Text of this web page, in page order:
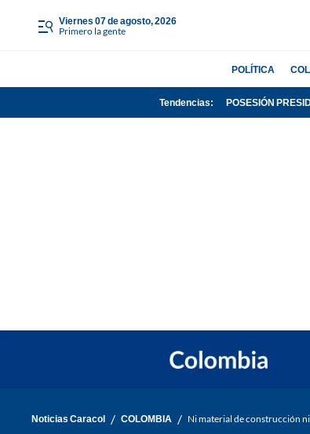
viernes 07 de agosto, 2026
Primero la gente
POLÍTICA
Tendencias: POSESIÓN
Noticias Caracol / COLOMBIA / Ni material de construcción